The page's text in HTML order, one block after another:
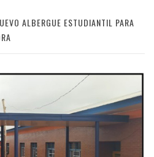
ALBERGUE ESTUDIANTIL PARA